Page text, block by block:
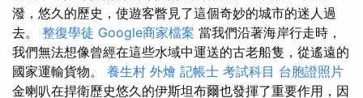
潑，悠久的歷史，使遊客瞥見了這個奇妙的城市的迷人過
去。 整復學徒 Google商家檔案 當我們沿著海岸行走時，
我們無法想像曾經在這些水域中運送的古老船隻，從遙遠的
國家運輸貨物。 養生村 外燴 記帳士 考試科目 台胞證照片
金喇叭在捍衛歷史悠久的伊斯坦布爾也發揮了重要作用，因